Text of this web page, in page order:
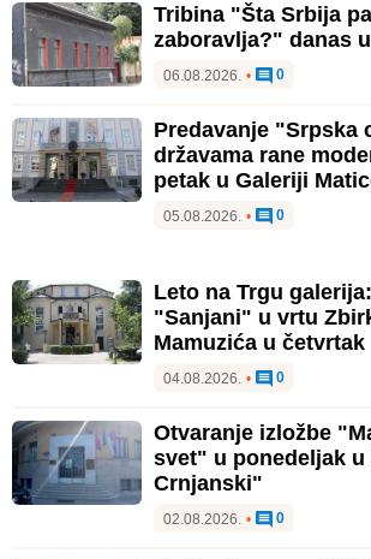
Tribina "Šta Srbija
zaboravlja?" danas
06.08.2026. • 0
Predavanje "Srpska
državama rane
petak u Galeriji
05.08.2026. • 0
Leto na Trgu
"Sanjani" u vrtu
Mamuzića u četvrtak
04.08.2026. • 0
Otvaranje izložbe
svet" u ponedeljak u
Crnjanski"
02.08.2026. • 0